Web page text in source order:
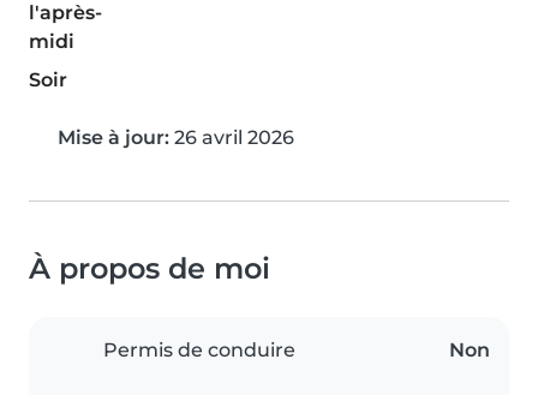
l'après-
midi
Soir
Mise à jour: 26 avril 2026
À propos de moi
Permis de conduire Non